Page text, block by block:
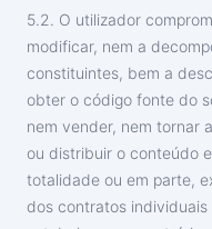
5.2. O utilizador
modificar, nem a
constituintes, bem a
obter o código fonte do
nem vender, nem tornar
ou distribuir o conteúdo
totalidade ou em parte,
dos contratos